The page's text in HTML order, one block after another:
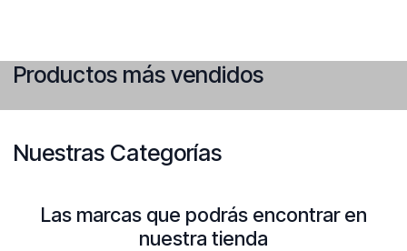
Productos más vendidos
Nuestras Categorías
Las marcas que podrás encontrar en
nuestra tienda